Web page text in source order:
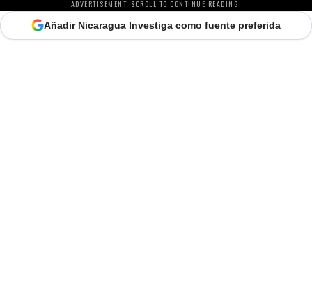
ADVERTISEMENT. SCROLL TO CONTINUE READING.
Añadir Nicaragua Investiga como fuente preferida